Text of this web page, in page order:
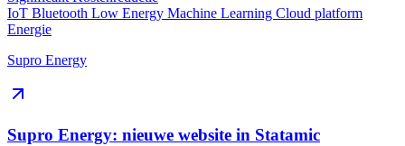
IoT Bluetooth Low Energy Machine Learning Cloud platform
Energie
Supro Energy
Supro Energy: nieuwe website in Statamic